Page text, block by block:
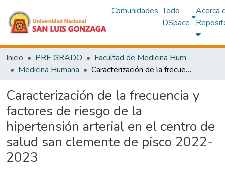
Comunidades Todo
DSpace
Acerca
Inicio PRE GRADO
Facultad de Medicina Humana
Medicina Humana
Caracterización de la frecuencia y factores de riesgo de la hipertensión arterial en el centro de salud san clemente de pisco 2022-2023
Caracterización de la frecuencia y
factores de riesgo de la
hipertensión arterial en el centro de
salud san clemente de pisco 2022-
2023